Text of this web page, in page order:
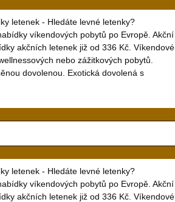
letenek - Hledáte levné letenky?
víkendových pobytů po Evropě. Akční
akčních letenek již od 336 Kč. Víkendové
nebo zážitkových pobytů.
dovolenou. Exotická dovolená s
letenek - Hledáte levné letenky?
víkendových pobytů po Evropě. Akční
akčních letenek již od 336 Kč. Víkendové